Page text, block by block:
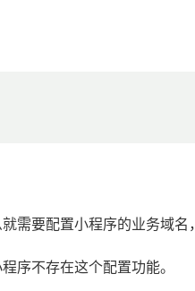
需要配置小程序的业务域名
序不存在这个配置功能。